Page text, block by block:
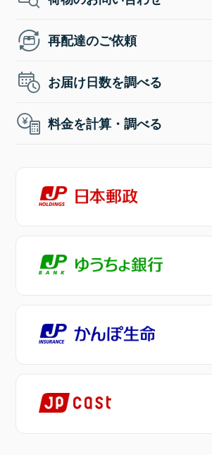
再配達のご依頼
お届け日数を調べる
料金を計算・調べる